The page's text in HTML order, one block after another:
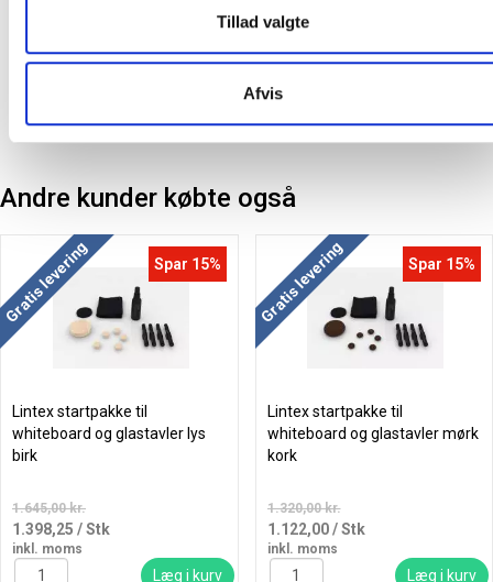
Tillad valgte
Afvis
skal produceres særligt til dig, tager det ca. 15-21
hverdage før varen kan leveres.
Andre kunder købte også
Gratis levering Spar 15%
Lintex startpakke til
whiteboard og glastavler lys
birk
1.645,00 kr.
1.398,25 / Stk
inkl. moms
Læg i kurv
Gratis levering Spar 15%
Lintex startpakke til
whiteboard og glastavler mørk
kork
1.320,00 kr.
1.122,00/ Stk
inkl. moms
Læg i kurv